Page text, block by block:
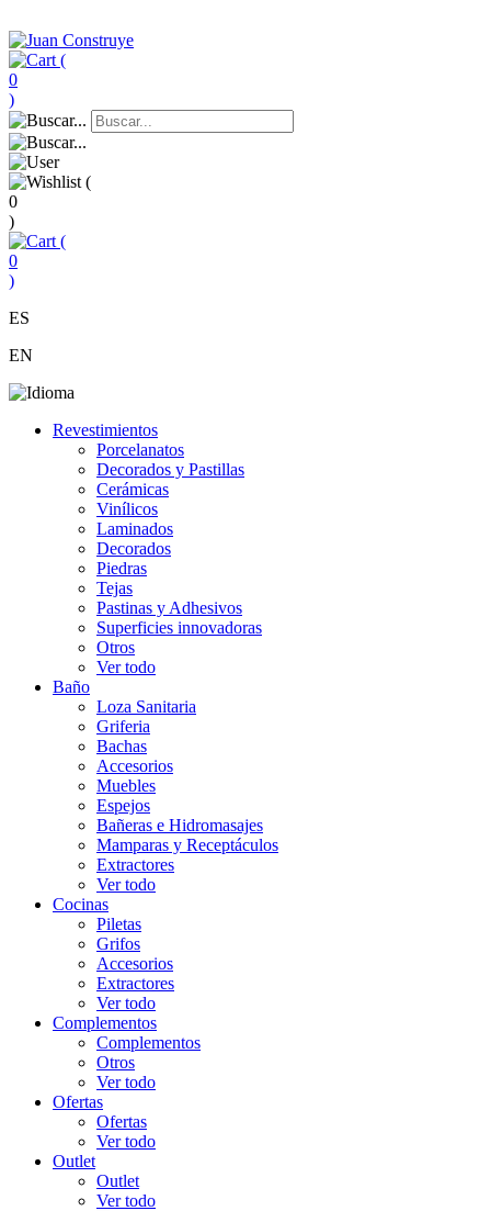
(
0
)
(
0
)
(
0
)
ES
EN
Revestimientos
Porcelanatos
Decorados y Pastillas
Cerámicas
Vinílicos
Laminados
Decorados
Piedras
Tejas
Pastinas y Adhesivos
Superficies innovadoras
Otros
Ver todo
Baño
Loza Sanitaria
Griferia
Bachas
Accesorios
Muebles
Espejos
Bañeras e Hidromasajes
Mamparas y Receptáculos
Extractores
Ver todo
Cocinas
Piletas
Grifos
Accesorios
Extractores
Ver todo
Complementos
Complementos
Otros
Ver todo
Ofertas
Ofertas
Ver todo
Outlet
Outlet
Ver todo